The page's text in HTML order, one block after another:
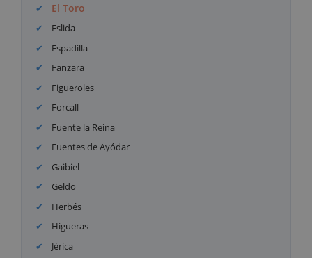
El Toro
Eslida
Espadilla
Fanzara
Figueroles
Forcall
Fuente la Reina
Fuentes de Ayódar
Gaibiel
Geldo
Herbés
Higueras
Jérica